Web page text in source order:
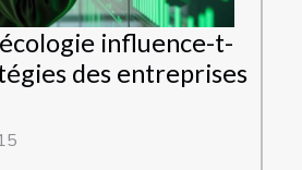
influence-t-
des entreprises